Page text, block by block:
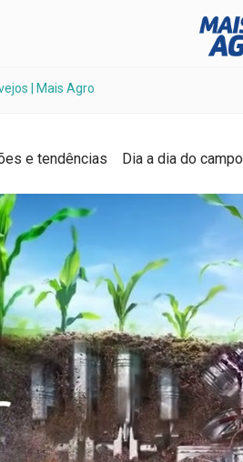
| Mais Agro
e tendências Dia a dia do campo